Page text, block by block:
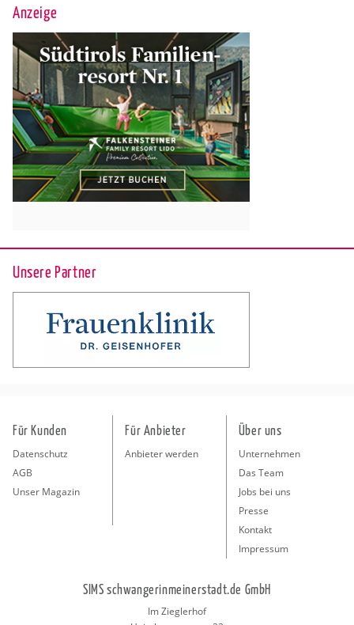
Anzeige
Unsere Partner
Für Kunden
Datenschutz
AGB
Unser Magazin
Für Anbieter
Anbieter werden
Über uns
Unternehmen
Das Team
Jobs bei uns
Presse
Kontakt
Impressum
SIMS schwangerinmeinerstadt.de GmbH
Im Zieglerhof